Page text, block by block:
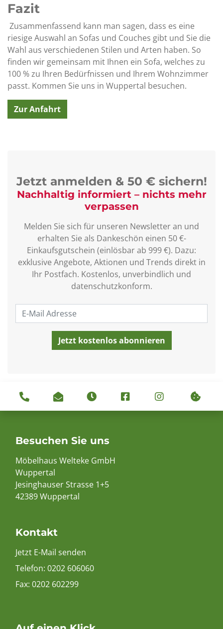
Fazit
Zusammenfassend kann man sagen, dass es eine
riesige Auswahl an Sofas und Couches gibt und Sie die
Wahl aus verschiedenen Stilen und Arten haben. So
finden wir gemeinsam mit Ihnen ein Sofa, welches zu
100 % zu Ihren Bedürfnissen und Ihrem Wohnzimmer
passt. Kommen Sie uns in Wuppertal besuchen.
Zur Anfahrt
Jetzt anmelden & 50 € sichern!
Nachhaltig informiert – nichts mehr
verpassen
Melden Sie sich für unseren Newsletter an und
erhalten Sie als Dankeschön einen 50 €-
Einkaufsgutschein (einlösbar ab 999 €). Dazu:
exklusive Angebote, Aktionen und Trends direkt in
Ihr Postfach. Kostenlos, unverbindlich und
datenschutzkonform.
Besuchen Sie uns
Möbelhaus Welteke GmbH
Wuppertal
Jesinghauser Strasse 1+5
42389 Wuppertal
Kontakt
Jetzt E-Mail senden
Telefon: 0202 606060
Fax: 0202 602299